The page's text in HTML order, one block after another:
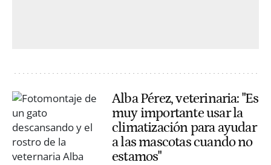
Alba Pérez, veterinaria: "Es
muy importante usar la
climatización para ayudar
a las mascotas cuando no
estamos"